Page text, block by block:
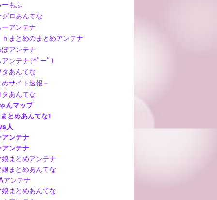
ーもふ
グロあんてな
ーアンテナ
ｈまとめのまとめアンテナ
ぽアンテナ
アンテナ(*ﾟーﾟ)
タあんてな
めサイト速報＋
タあんてな
んマップ
とめあんてな1
人
アンテナ
アンテナ
娘まとめアンテナ
娘まとめあんてな
アンテナ
娘まとめあんてな